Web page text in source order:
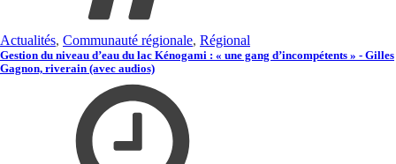
Actualités, Communauté régionale, Régional
Gestion du niveau d’eau du lac Kénogami : « une gang d’incompétents » - Gilles
Gagnon, riverain (avec audios)